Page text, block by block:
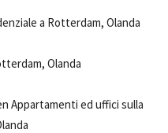
a Rotterdam, Olanda
Olanda
Appartamenti ed uffici sulla